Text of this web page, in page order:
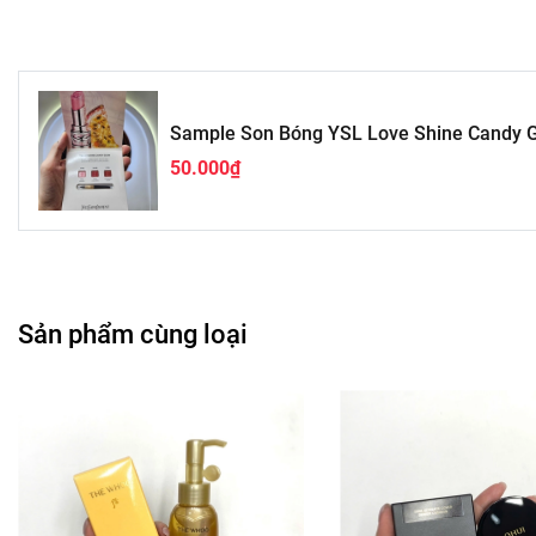
Sample Son Bóng YSL Love Shine Candy
50.000₫
Sản phẩm cùng loại